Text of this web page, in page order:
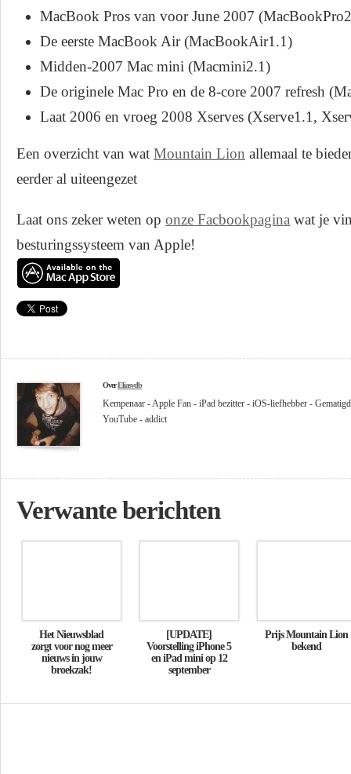
MacBook Pros van voor June 2007
De eerste MacBook Air (MacBookAir1.1)
Midden-2007 Mac mini (Macmini2.1)
De originele Mac Pro en de 8-core 2007 refresh
Laat 2006 en vroeg 2008 Xserves (Xserve1.1,
Een overzicht van wat Mountain Lion allemaal te
eerder al uiteengezet
Laat ons zeker weten op onze Facbookpagina wat je
besturingssysteem van Apple!
OverEliasvdb
Kempenaar - Apple Fan - iPad bezitter - iOS-liefhebber -
YouTube - addict
Verwante berichten
Het Nieuwsblad
zorgt voor nog meer
nieuws in jouw
broekzak!
[UPDATE]
Voorstelling iPhone 5
en iPad mini op 12
september
Prijs Mountain Lion
bekend